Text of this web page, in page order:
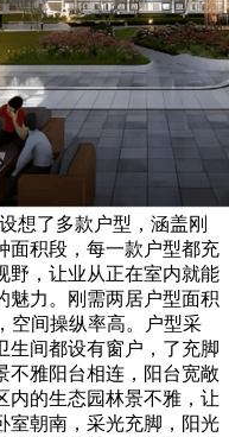
想了多款户型，涵盖刚
面积段，每一款户型都充
野，让业从正在室内就能
魅力。刚需两居户型面积
空间操纵率高。户型采
生间都设有窗户，了充脚
不雅阳台相连，阳台宽敞
内的生态园林景不雅，让
室朝南，采光充脚，阳光